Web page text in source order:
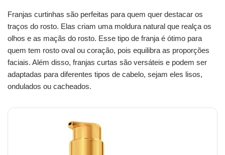
Franjas curtinhas são perfeitas para quem quer destacar os
traços do rosto. Elas criam uma moldura natural que realça os
olhos e as maçãs do rosto. Esse tipo de franja é ótimo para
quem tem rosto oval ou coração, pois equilibra as proporções
faciais. Além disso, franjas curtas são versáteis e podem ser
adaptadas para diferentes tipos de cabelo, sejam eles lisos,
ondulados ou cacheados.